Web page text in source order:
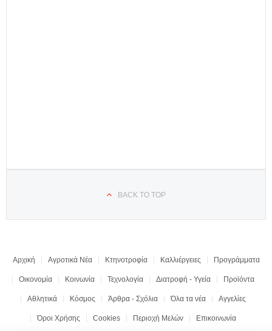
BACK TO TOP
Αρχική Αγροτικά Νέα Κτηνοτροφία Καλλιέργειες Προγράμματα
Οικονομία Κοινωνία Τεχνολογία Διατροφή - Υγεία Προϊόντα
Αθλητικά Κόσμος Άρθρα - Σχόλια Όλα τα νέα Αγγελίες
Όροι Χρήσης Cookies Περιοχή Μελών Επικοινωνία